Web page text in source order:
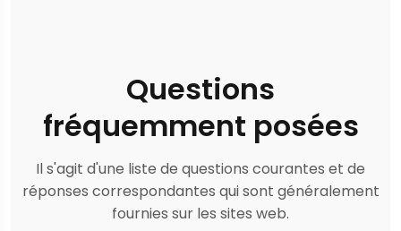
Questions
fréquemment posées
Il s'agit d'une liste de questions courantes et de
réponses correspondantes qui sont généralement
fournies sur les sites web.